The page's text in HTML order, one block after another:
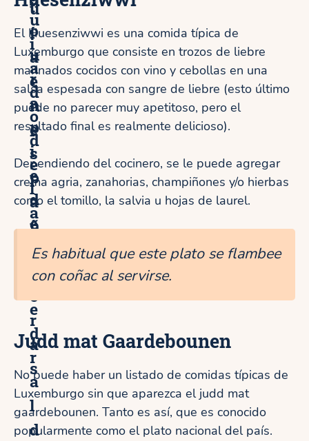
u
í
a
e
n
e
s
p
a
ñ
o
l
u
i
a
d
o
d
e
l
a
c
a
t
e
d
r
a
l
d
t
o
u
r
a
p
i
e
d
e
2
h
o
r
a
s
El Huesenziwwi es una comida típica de
Luxemburgo que consiste en trozos de liebre
marinados cocidos con vino y cebollas en una
salsa espesada con sangre de liebre (esto último
puede no parecer muy apetitoso, pero el
resultado final es realmente delicioso).
Dependiendo del cocinero, se le puede agregar
crema agria, zanahorias, champiñones y/o hierbas
como el tomillo, la salvia u hojas de laurel.
Es habitual que este plato se flambee
con coñac al servirse.
Judd mat Gaardebounen
No puede haber un listado de comidas típicas de
Luxemburgo sin que aparezca el judd mat
gaardebounen. Tanto es así, que es conocido
popularmente como el plato nacional del país.